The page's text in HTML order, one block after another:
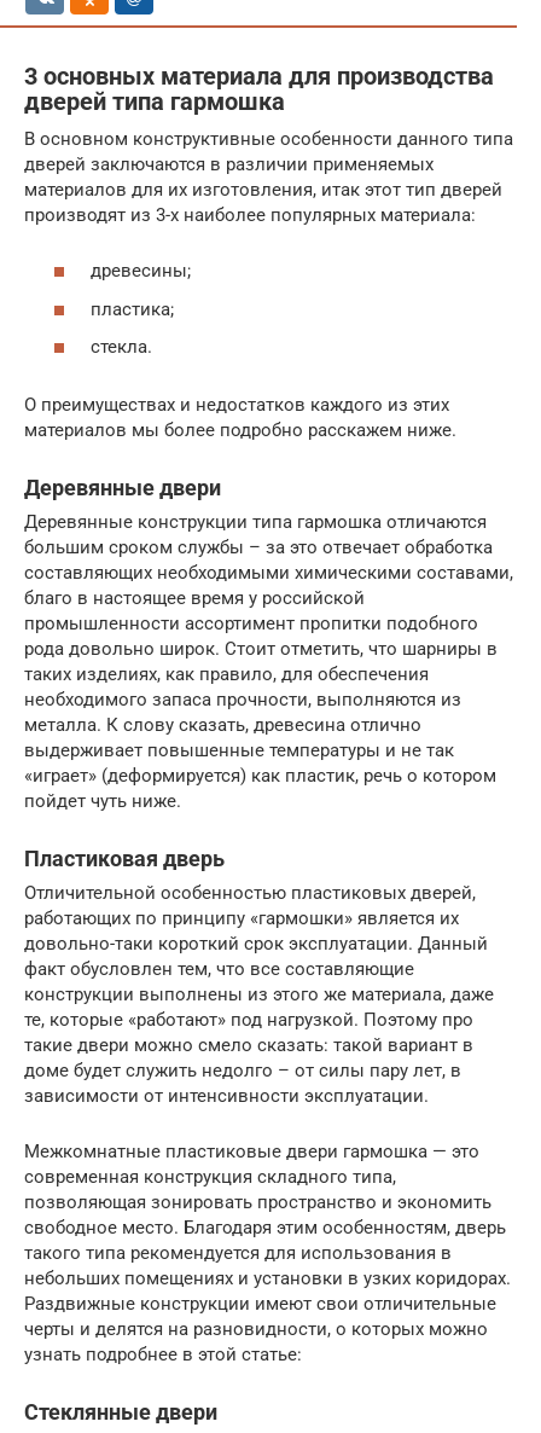
3 основных материала для производства
дверей типа гармошка
В основном конструктивные особенности данного типа
дверей заключаются в различии применяемых
материалов для их изготовления, итак этот тип дверей
производят из 3-х наиболее популярных материала:
древесины;
пластика;
стекла.
О преимуществах и недостатков каждого из этих
материалов мы более подробно расскажем ниже.
Деревянные двери
Деревянные конструкции типа гармошка отличаются
большим сроком службы – за это отвечает обработка
составляющих необходимыми химическими составами,
благо в настоящее время у российской
промышленности ассортимент пропитки подобного
рода довольно широк. Стоит отметить, что шарниры в
таких изделиях, как правило, для обеспечения
необходимого запаса прочности, выполняются из
металла. К слову сказать, древесина отлично
выдерживает повышенные температуры и не так
«играет» (деформируется) как пластик, речь о котором
пойдет чуть ниже.
Пластиковая дверь
Отличительной особенностью пластиковых дверей,
работающих по принципу «гармошки» является их
довольно-таки короткий срок эксплуатации. Данный
факт обусловлен тем, что все составляющие
конструкции выполнены из этого же материала, даже
те, которые «работают» под нагрузкой. Поэтому про
такие двери можно смело сказать: такой вариант в
доме будет служить недолго – от силы пару лет, в
зависимости от интенсивности эксплуатации.
Межкомнатные пластиковые двери гармошка — это
современная конструкция складного типа,
позволяющая зонировать пространство и экономить
свободное место. Благодаря этим особенностям, дверь
такого типа рекомендуется для использования в
небольших помещениях и установки в узких коридорах.
Раздвижные конструкции имеют свои отличительные
черты и делятся на разновидности, о которых можно
узнать подробнее в этой статье:
Стеклянные двери